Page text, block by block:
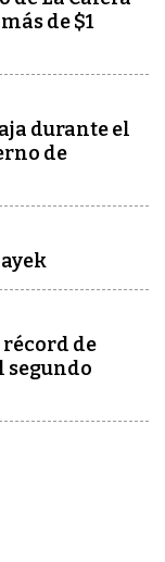
de $1
durante el
de
de
segundo